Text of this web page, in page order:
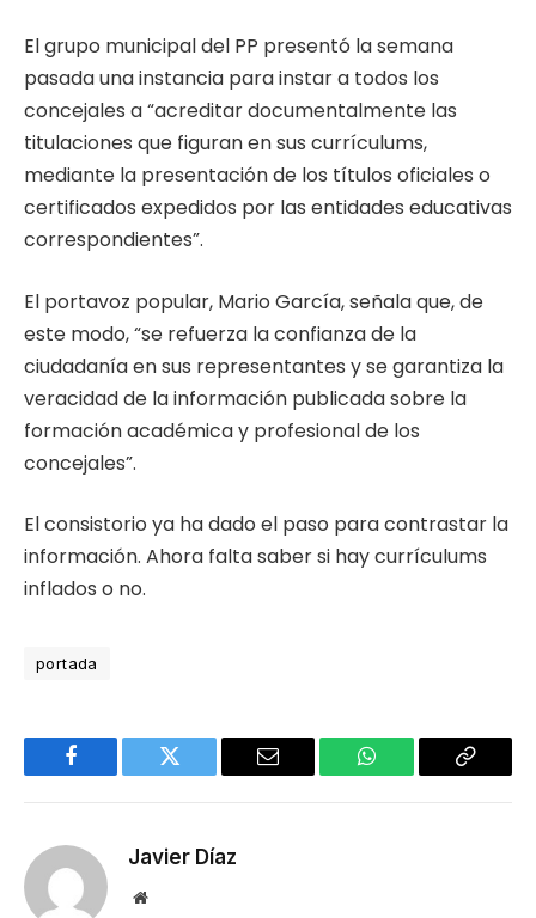
El grupo municipal del PP presentó la semana
pasada una instancia para instar a todos los
concejales a “acreditar documentalmente las
titulaciones que figuran en sus currículums,
mediante la presentación de los títulos oficiales o
certificados expedidos por las entidades educativas
correspondientes”.
El portavoz popular, Mario García, señala que, de
este modo, “se refuerza la confianza de la
ciudadanía en sus representantes y se garantiza la
veracidad de la información publicada sobre la
formación académica y profesional de los
concejales”.
El consistorio ya ha dado el paso para contrastar la
información. Ahora falta saber si hay currículums
inflados o no.
portada
Facebook Twitter Email WhatsApp Copy
Javier Díaz
Website